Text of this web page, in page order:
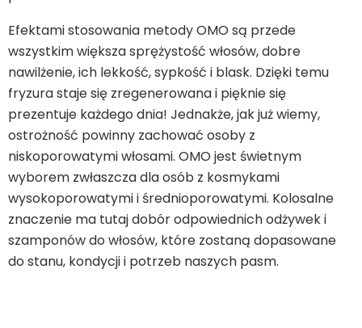
Efektami stosowania metody OMO są przede
wszystkim większa sprężystość włosów, dobre
nawilżenie, ich lekkość, sypkość i blask. Dzięki temu
fryzura staje się zregenerowana i pięknie się
prezentuje każdego dnia! Jednakże, jak już wiemy,
ostrożność powinny zachować osoby z
niskoporowatymi włosami. OMO jest świetnym
wyborem zwłaszcza dla osób z kosmykami
wysokoporowatymi i średnioporowatymi. Kolosalne
znaczenie ma tutaj dobór odpowiednich odżywek i
szamponów do włosów, które zostaną dopasowane
do stanu, kondycji i potrzeb naszych pasm.